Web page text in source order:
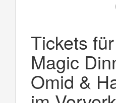
Tickets
Magic
Omid &